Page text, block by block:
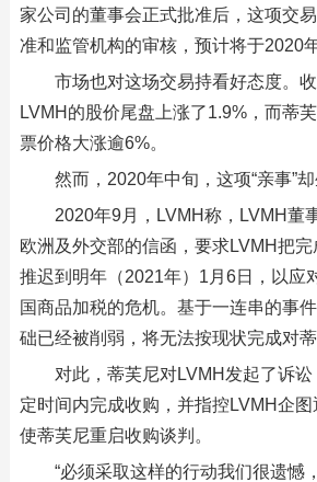
家公司的董事会正式批准后，这项交
准和监管机构的审核，预计将于2020
市场也对这场交易持看好态度。收
LVMH的股价尾盘上涨了1.9%，而蒂
票价格大涨逾6%。
然而，2020年中旬，这项“亲事”却
2020年9月，LVMH称，LVMH董
欧洲及外交部的信函，要求LVMH把
推迟到明年（2021年）1月6日，以应
国商品加税的危机。基于一连串的事
础已经被削弱，将无法按现状完成对蒂
对此，蒂芙尼对LVMH发起了诉
定时间内完成收购，并指控LVMH企
使蒂芙尼重启收购谈判。
“必须采取这样的行动我们很遗憾